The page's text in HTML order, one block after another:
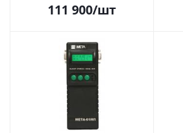
111 900/шт